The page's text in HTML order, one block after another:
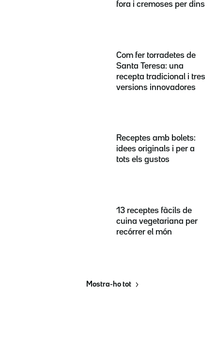
fora i cremoses per dins
Com fer torradetes de
Santa Teresa: una
recepta tradicional i tres
versions innovadores
Receptes amb bolets:
idees originals i per a
tots els gustos
13 receptes fàcils de
cuina vegetariana per
recórrer el món
Mostra-ho tot